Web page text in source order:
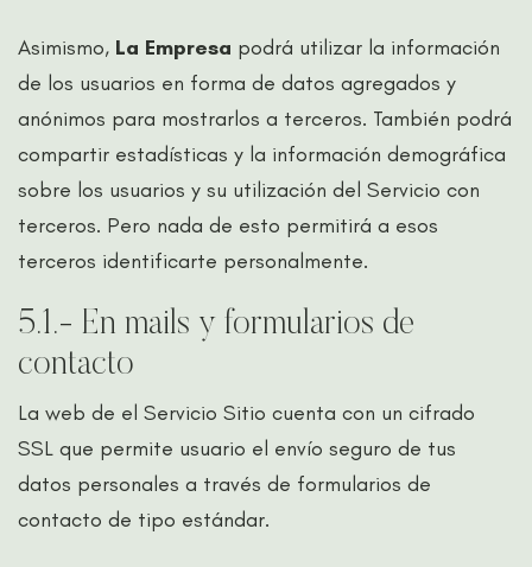
Asimismo, La Empresa podrá utilizar la información
de los usuarios en forma de datos agregados y
anónimos para mostrarlos a terceros. También podrá
compartir estadísticas y la información demográfica
sobre los usuarios y su utilización del Servicio con
terceros. Pero nada de esto permitirá a esos
terceros identificarte personalmente.
5.1.- En mails y formularios de
contacto
La web de el Servicio Sitio cuenta con un cifrado
SSL que permite usuario el envío seguro de tus
datos personales a través de formularios de
contacto de tipo estándar.